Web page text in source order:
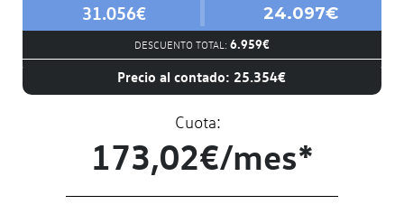
31.056€ 24.097€
DESCUENTO TOTAL: 6.959€
Precio al contado: 25.354€
Cuota:
173,02€/mes*